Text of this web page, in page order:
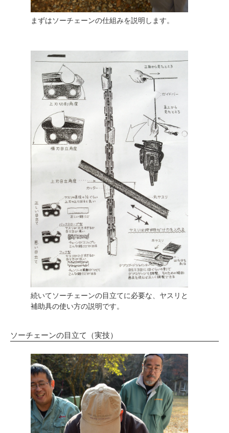
まずはソーチェーンの仕組みを説明します。
続いてソーチェーンの目立てに必要な、ヤスリと
補助具の使い方の説明です。
ソーチェーンの目立て（実技）